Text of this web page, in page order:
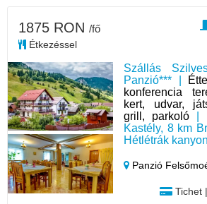
Szállás
Panzió*** |
konferencia
kert, udvar,
grill, parkoló |
Kastély, 8 km
Hétlétrák kanyon
Panzió
Tichet
1875 RON /fő
Étkezéssel